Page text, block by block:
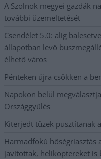
A Szolnok megyei gazdák
további üzemeltetését
Csendélet 5.0: alig
állapotban levő
élhető város
Pénteken újra csökken a
Napokon belül
Országgyűlés
Kiterjedt tüzek pusztítanak
Harmadfokú hőségriasztás
javítottak, helikoptereket is